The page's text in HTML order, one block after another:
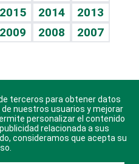
2015 2014
2013
2009 2008
2007
para Android, iOS y
Huawei.
terceros para obtener datos
nuestros usuarios y mejorar
personalizar el contenido
relacionada a sus
consideramos que acepta su